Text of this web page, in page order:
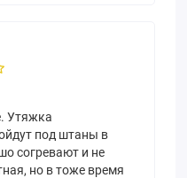
Утяжка
под штаны в
согревают и не
но в тоже время